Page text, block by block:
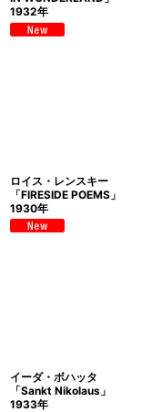
1932年
ロイス・レンスキー
「FIRESIDE POEMS」
1930年
イーダ・ボハッタ
「Sankt Nikolaus」
1933年